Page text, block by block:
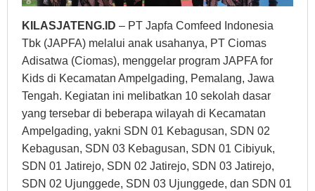
KILASJATENG.ID – PT Japfa Comfeed Indonesia
Tbk (JAPFA) melalui anak usahanya, PT Ciomas
Adisatwa (Ciomas), menggelar program JAPFA for
Kids di Kecamatan Ampelgading, Pemalang, Jawa
Tengah. Kegiatan ini melibatkan 10 sekolah dasar
yang tersebar di beberapa wilayah di Kecamatan
Ampelgading, yakni SDN 01 Kebagusan, SDN 02
Kebagusan, SDN 03 Kebagusan, SDN 01 Cibiyuk,
SDN 01 Jatirejo, SDN 02 Jatirejo, SDN 03 Jatirejo,
SDN 02 Ujunggede, SDN 03 Ujunggede, dan SDN 01